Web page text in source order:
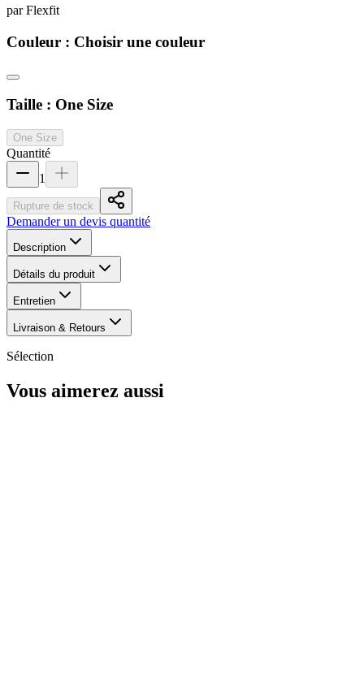
par Flexfit
Couleur : Choisir une couleur
Taille : One Size
One Size
Quantité
1
Rupture de stock
Demander un devis quantité
Description
Détails du produit
Entretien
Livraison & Retours
Sélection
Vous aimerez aussi